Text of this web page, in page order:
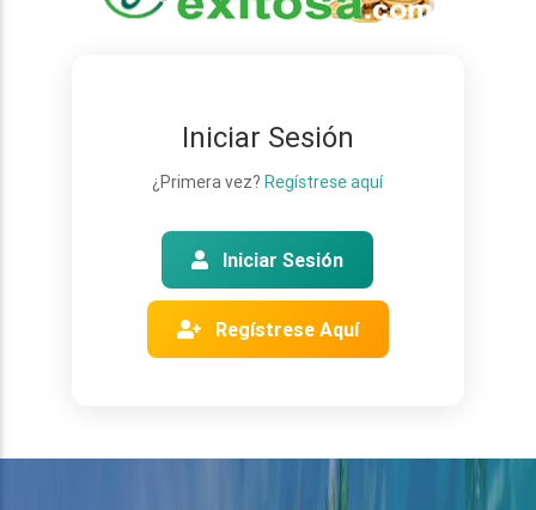
Iniciar Sesión
¿Primera vez?Regístrese aquí
Iniciar Sesión
Regístrese Aquí